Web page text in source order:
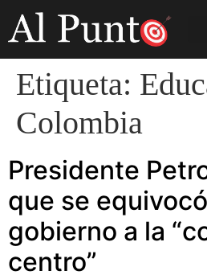
Etiqueta:
Colombia
Presidente
que se
gobierno a la
centro”